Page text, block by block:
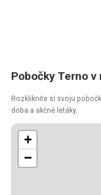
Pobočky Terno
Rozkliknite si svoju
doba a akčné letáky.
+
−